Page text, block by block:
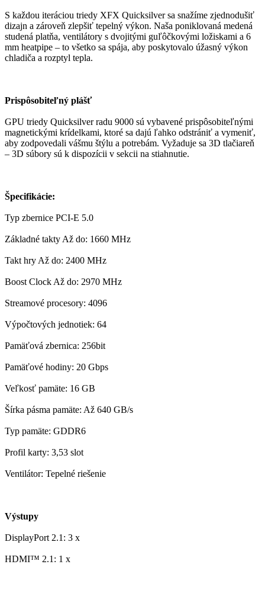
S každou iteráciou triedy XFX Quicksilver sa snažíme zjednodušiť
dizajn a zároveň zlepšiť tepelný výkon. Naša poniklovaná medená
studená platňa, ventilátory s dvojitými guľôčkovými ložiskami a 6
mm heatpipe – to všetko sa spája, aby poskytovalo úžasný výkon
chladiča a rozptyl tepla.
Prispôsobiteľný plášť
GPU triedy Quicksilver radu 9000 sú vybavené prispôsobiteľnými
magnetickými krídelkami, ktoré sa dajú ľahko odstrániť a vymeniť,
aby zodpovedali vášmu štýlu a potrebám. Vyžaduje sa 3D tlačiareň
– 3D súbory sú k dispozícii v sekcii na stiahnutie.
Špecifikácie:
Typ zbernice PCI-E 5.0
Základné takty Až do: 1660 MHz
Takt hry Až do: 2400 MHz
Boost Clock Až do: 2970 MHz
Streamové procesory: 4096
Výpočtových jednotiek: 64
Pamäťová zbernica: 256bit
Pamäťové hodiny: 20 Gbps
Veľkosť pamäte: 16 GB
Šírka pásma pamäte: Až 640 GB/s
Typ pamäte: GDDR6
Profil karty: 3,53 slot
Ventilátor: Tepelné riešenie
Výstupy
DisplayPort 2.1: 3 x
HDMI™ 2.1: 1 x